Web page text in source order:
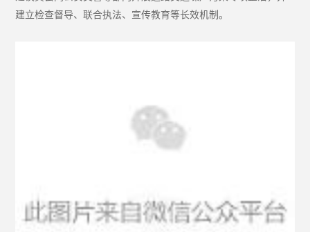
建立检查督导、联合执法、宣传教育等长效机制。